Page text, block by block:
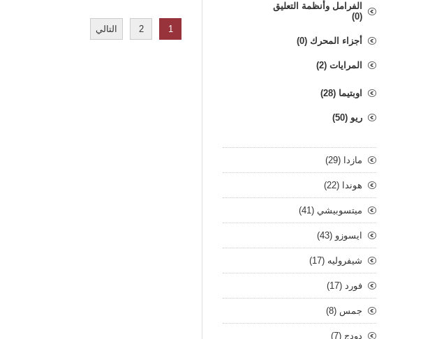
1
2 التالي
الفرامل وأنظمة التعليق
(0)
أجزاء المحرك (0)
المرايات (2)
اوبتيما (28)
ريو (50)
مازدا (29)
هوندا (22)
ميتسوبيشي (41)
ايسوزو (43)
شيفروليه (17)
فورد (17)
جمس (8)
دودج (7)